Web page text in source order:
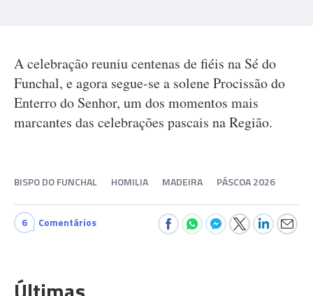
A celebração reuniu centenas de fiéis na Sé do
Funchal, e agora segue-se a solene Procissão do
Enterro do Senhor, um dos momentos mais
marcantes das celebrações pascais na Região.
BISPO DO FUNCHAL HOMILIA MADEIRA PÁSCOA 2026
6 Comentários